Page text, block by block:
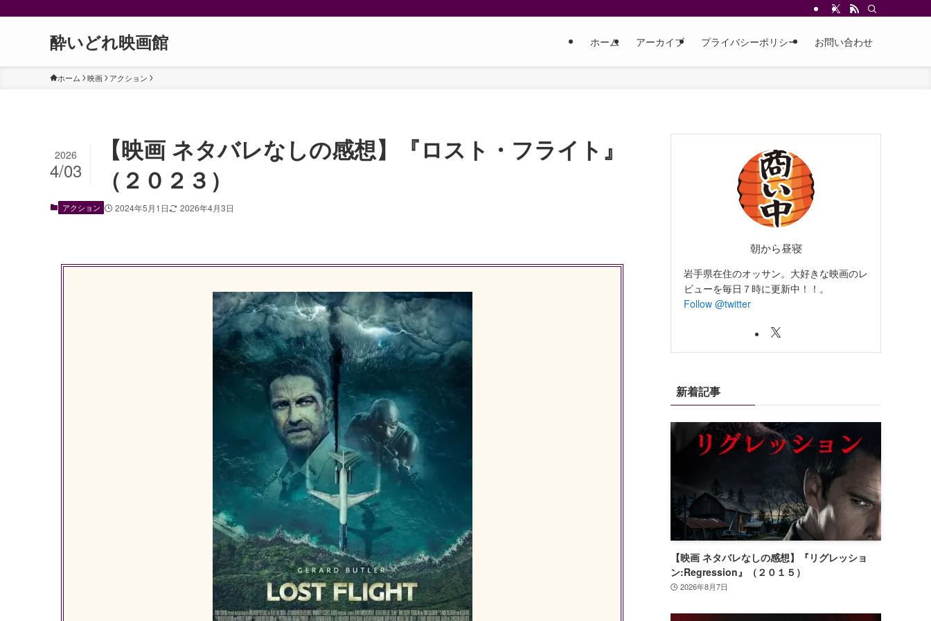
酔いどれ映画館 ホーム アーカイブ プライバシーポリシー お問い合わせ
ホーム 映画 アクション
【映画 ネタバレなしの感想】『ロスト・フライト』
（２０２３）
2026
4/03
アクション 2024年5月1日 2026年4月3日
朝から昼寝
岩手県在住のオッサン。大好きな映画のレ
ビューを毎日７時に更新中！！。
Follow @twitter
新着記事
【映画 ネタバレなしの感想】『リグレッショ
ン:Regression』（２０１５）
2026年8月7日